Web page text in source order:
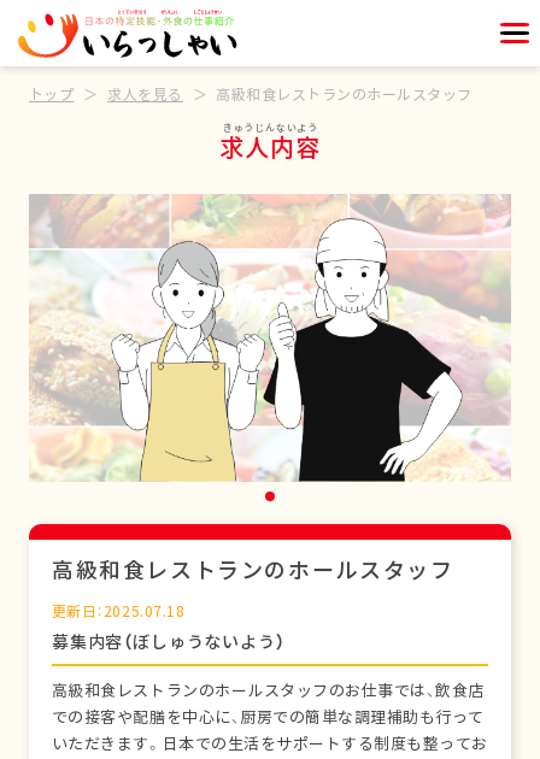
トップ 求人を見る 高級和食レストランのホールスタッフ
求人内容
高級和食レストランのホールスタッフ
更新日：2025.07.18
募集内容（ぼしゅうないよう）
高級和食レストランのホールスタッフのお仕事では、飲食店
での接客や配膳を中心に、厨房での簡単な調理補助も行って
いただきます。日本での生活をサポートする制度も整ってお